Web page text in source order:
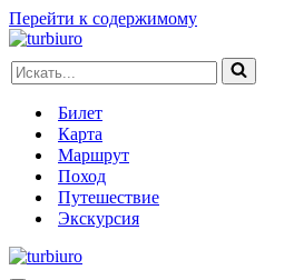
Перейти к содержимому
Искать...
Билет
Карта
Маршрут
Поход
Путешествие
Экскурсия